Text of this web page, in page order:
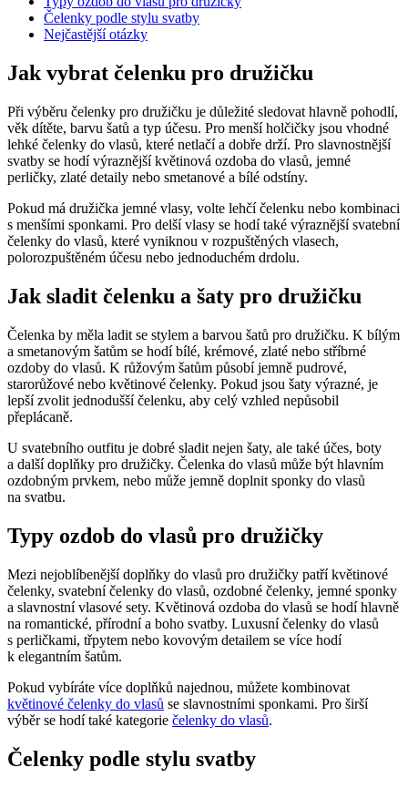
Čelenky podle stylu svatby
Nejčastější otázky
Jak vybrat čelenku pro družičku
Při výběru čelenky pro družičku je důležité sledovat hlavně pohodlí,
věk dítěte, barvu šatů a typ účesu. Pro menší holčičky jsou vhodné
lehké čelenky do vlasů, které netlačí a dobře drží. Pro slavnostnější
svatby se hodí výraznější květinová ozdoba do vlasů, jemné
perličky, zlaté detaily nebo smetanové a bílé odstíny.
Pokud má družička jemné vlasy, volte lehčí čelenku nebo kombinaci
s menšími sponkami. Pro delší vlasy se hodí také výraznější svatební
čelenky do vlasů, které vyniknou v rozpuštěných vlasech,
polorozpuštěném účesu nebo jednoduchém drdolu.
Jak sladit čelenku a šaty pro družičku
Čelenka by měla ladit se stylem a barvou šatů pro družičku. K bílým
a smetanovým šatům se hodí bílé, krémové, zlaté nebo stříbrné
ozdoby do vlasů. K růžovým šatům působí jemně pudrové,
starorůžové nebo květinové čelenky. Pokud jsou šaty výrazné, je
lepší zvolit jednodušší čelenku, aby celý vzhled nepůsobil
přeplácaně.
U svatebního outfitu je dobré sladit nejen šaty, ale také účes, boty
a další doplňky pro družičky. Čelenka do vlasů může být hlavním
ozdobným prvkem, nebo může jemně doplnit sponky do vlasů
na svatbu.
Typy ozdob do vlasů pro družičky
Mezi nejoblíbenější doplňky do vlasů pro družičky patří květinové
čelenky, svatební čelenky do vlasů, ozdobné čelenky, jemné sponky
a slavnostní vlasové sety. Květinová ozdoba do vlasů se hodí hlavně
na romantické, přírodní a boho svatby. Luxusní čelenky do vlasů
s perličkami, třpytem nebo kovovým detailem se více hodí
k elegantním šatům.
Pokud vybíráte více doplňků najednou, můžete kombinovat
květinové čelenky do vlasů se slavnostními sponkami. Pro širší
výběr se hodí také kategorie čelenky do vlasů.
Čelenky podle stylu svatby